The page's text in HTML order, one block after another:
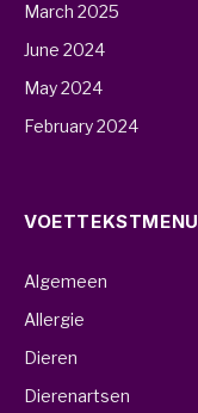
March 2025
June 2024
May 2024
February 2024
VOETTEKSTMENU
Algemeen
Allergie
Dieren
Dierenartsen